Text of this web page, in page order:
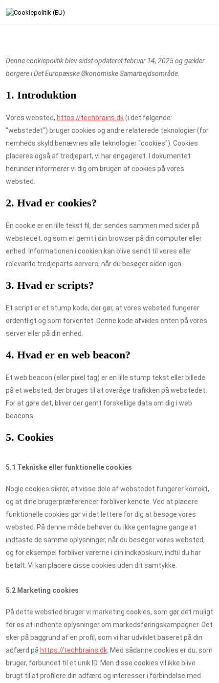
Denne cookiepolitik blev sidst opdateret februar 14, 2025 og gælder
borgere i Det Europæiske Økonomiske Samarbejdsområde.
1. Introduktion
Vores websted, https://techbrains.dk(i det følgende:
"webstedet") bruger cookies og andre relaterede teknologier (for
nemheds skyld benævnes alle teknologier "cookies"). Cookies
placeres også af tredjepart, vi har engageret. I dokumentet
herunder informerer vi dig om brugen af ​​cookies på vores
websted.
2. Hvad er cookies?
En cookie er en lille tekst fil, der sendes sammen med sider på
webstedet, og som er gemt i din browser på din computer eller
enhed. Informationen i cookien kan blive sendt til vores eller
relevante tredjeparts servere, når du besøger siden igen.
3. Hvad er scripts?
Et script er et stump kode, der gør, at vores websted fungerer
ordentligt og som forventet. Denne kode afvikles enten på vores
server eller på din enhed.
4. Hvad er en web beacon?
Et web beacon (eller pixel tag) er en lille stump tekst eller billede
på et websted, der bruges til at overåge trafikken på webstedet.
For at gøre det, bliver der gemt forskellige data om dig i web
beacons.
5. Cookies
5.1 Tekniske eller funktionelle cookies
Nogle cookies sikrer, at visse dele af webstedet fungerer korrekt,
og at dine brugerpræferencer forbliver kendte. Ved at placere
funktionelle cookies gør vi det lettere for dig at besøge vores
websted. På denne måde behøver du ikke gentagne gange at
indtaste de samme oplysninger, når du besøger vores websted,
og for eksempel forbliver varerne i din indkøbskurv, indtil du har
betalt. Vi kan placere disse cookies uden dit samtykke.
5.2 Marketing cookies
På dette websted bruger vi marketing cookies, som gør det muligt
for os at indhente oplysninger om markedsføringskampagner. Det
sker på baggrund af en profil, som vi har udviklet baseret på din
adfærd på https://techbrains.dk . Med sådanne cookies er du, som
bruger, forbundet til et unik ID. Men disse cookies vil ikke blive
brugt til at profilere din adfærd og interesser i forbindelse med